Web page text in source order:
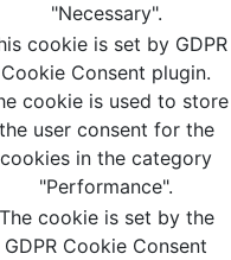
"Necessary".
cookie is set by GDPR
Cookie Consent plugin.
cookie is used to store
the user consent for the
cookies in the category
"Performance".
The cookie is set by the
GDPR Cookie Consent